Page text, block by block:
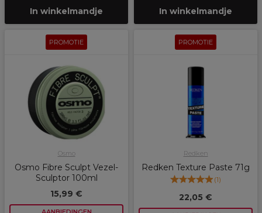
In winkelmandje In winkelmandje
PROMOTIE
Osmo
Osmo Fibre Sculpt Vezel-
Sculptor 100ml
15,99 €
PROMOTIE
Redken
Redken Texture Paste 71g
(1)
22,05 €